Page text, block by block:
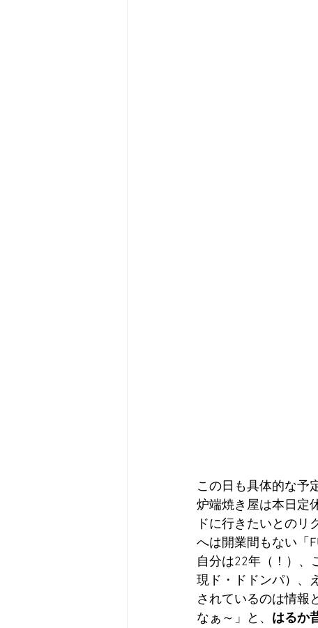
この日も具体的な予
炉端焼き屋は本日定
ドに行きたいとの
へは開業間もない「
自分は22年（！）、
現ド・ドドンパ）、
されているのは情報
なぁ～」と、 はるか